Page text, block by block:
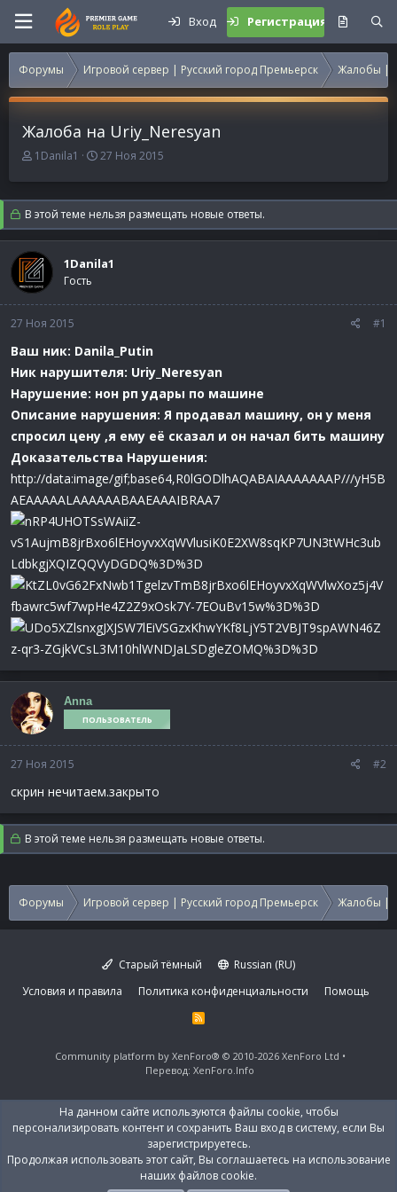
Вход Регистрация
Форумы Игровой сервер | Русский город Премьерск Жалобы |
Жалоба на Uriy_Neresyan
А
т
о
р
т
е
м
ы
1Danila1
Д
т
а
н
а
а
27 Ноя 2015
В этой теме нельзя размещать новые ответы.
1Danila1
Гость
27 Ноя 2015 #1
Ваш ник: Danila_Putin
Ник нарушителя: Uriy_Neresyan
Нарушение: нон рп удары по машине
Описание нарушения: Я продавал машину, он у меня
спросил цену ,я ему её сказал и он начал бить машину
Доказательства Нарушения:
http://data:image/gif;base64,R0lGODlhAQABAIAAAAAAAP///yH5B
AEAAAAALAAAAAABAAEAAAIBRAA7
Anna
ПОЛЬЗОВАТЕЛЬ
27 Ноя 2015 #2
скрин нечитаем.закрыто
В этой теме нельзя размещать новые ответы.
Форумы Игровой сервер | Русский город Премьерск Жалобы |
Старый тёмный
Russian (RU)
Условия и правила
Политика конфиденциальности Помощь
R
S
Community platform by XenForo® © 2010-2026 XenForo Ltd
Перевод: XenForo.Info
На данном сайте используются файлы cookie, чтобы
персонализировать контент и сохранить Ваш вход в систему, если Вы
зарегистрируетесь.
Продолжая использовать этот сайт, Вы соглашаетесь на использование
наших файлов cookie.